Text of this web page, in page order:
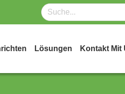
Lösungen Kontakt Mit